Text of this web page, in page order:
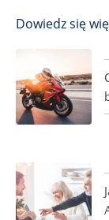
Dowiedz się